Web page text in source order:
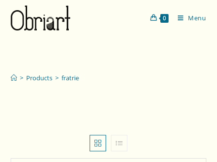
0 Menu
> Products > fratrie